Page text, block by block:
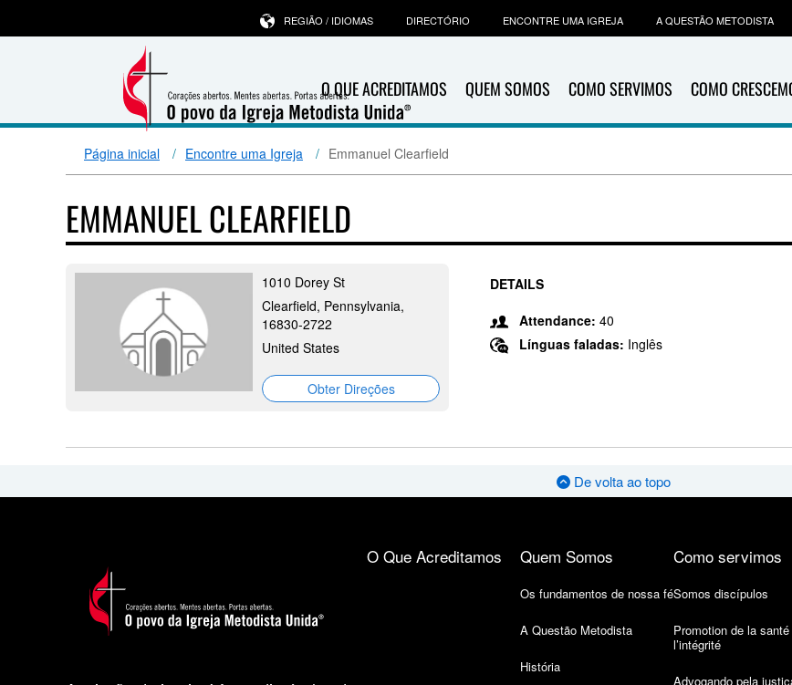
O QUE ACREDITAMOS QUEM SOMOS COMO SERVIMOS COMO
REGIÃO / IDIOMAS DIRECTÓRIO ENCONTRE UMA IGREJA A QUESTÃO METODISTA
Página inicial Encontre uma Igreja Emmanuel Clearfield
EMMANUEL CLEARFIELD
1010 Dorey St
Clearfield, Pennsylvania,
16830-2722
United States
Obter Direções
DETAILS
Attendance: 40
Línguas faladas: Inglês
De volta ao topo
O Que Acreditamos Quem Somos
Os fundamentos de nossa fé
A Questão Metodista
História
Como servimos
Somos discípulos
Promotion de la
l’intégrité
Advogando pela